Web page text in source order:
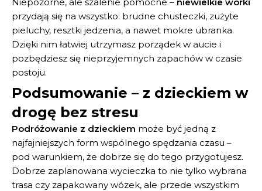
przydają się na wszystko: brudne chusteczki, zużyte
pieluchy, resztki jedzenia, a nawet mokre ubranka.
Dzięki nim łatwiej utrzymasz porządek w aucie i
pozbędziesz się nieprzyjemnych zapachów w czasie
postoju.
Podsumowanie – z dzieckiem w
drogę bez stresu
Podróżowanie z dzieckiem może być jedną z
najfajniejszych form wspólnego spędzania czasu –
pod warunkiem, że dobrze się do tego przygotujesz.
Dobrze zaplanowana wycieczka to nie tylko wybrana
trasa czy zapakowany wózek, ale przede wszystkim